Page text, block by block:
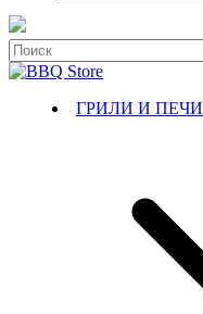
ГРИЛИ И ПЕЧИ